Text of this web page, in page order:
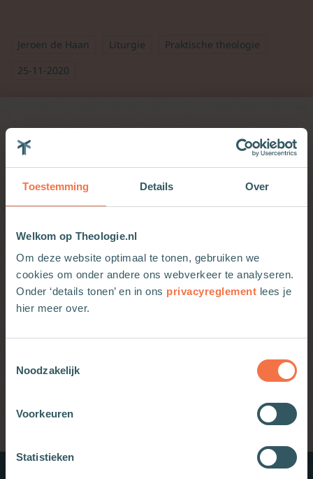
Toestemming Details Over
Welkom op Theologie.nl
Om deze website optimaal te tonen, gebruiken we
cookies om onder andere ons webverkeer te analyseren.
Onder ‘details tonen’ en in ons privacyreglement lees je
hier meer over.
Noodzakelijk
Voorkeuren
Statistieken
Jeroen de Haan Liturgie
Praktische theologie
25-11-2020
Wellicht ook interessant
Premium
De gerechtigheid van het koninkrijk
van God